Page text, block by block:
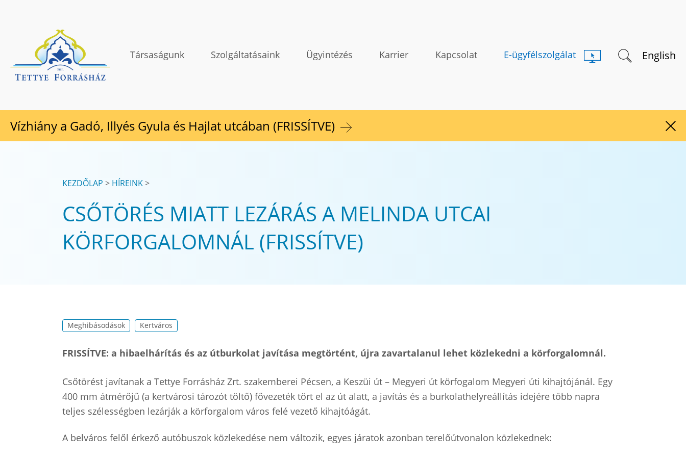
TETTYE FORRÁSHÁZ Zrt.
Társaságunk Szolgáltatásaink Ügyintézés Karrier Kapcsolat E-ügyfélszolgálat Keresés indítása
English
Vízhiány a Gadó, Illyés Gyula és Hajlat utcában (FRISSÍTVE)
KEZDŐLAP HÍREINK
CSŐTÖRÉS MIATT LEZÁRÁS A MELINDA UTCAI
KÖRFORGALOMNÁL (FRISSÍTVE)
Meghibásodások Kertváros
FRISSÍTVE: a hibaelhárítás és az útburkolat javítása megtörtént, újra zavartalanul lehet közlekedni a körforgalomnál.
Csőtörést javítanak a Tettye Forrásház Zrt. szakemberei Pécsen, a Keszüi út – Megyeri út körfogalom Megyeri úti kihajtójánál. Egy
400 mm átmérőjű (a kertvárosi tározót töltő) fővezeték tört el az út alatt, a javítás és a burkolathelyreállítás idejére több napra
teljes szélességben lezárják a körforgalom város felé vezető kihajtóágát.
A belváros felől érkező autóbuszok közlekedése nem változik, egyes járatok azonban terelőútvonalon közlekednek: